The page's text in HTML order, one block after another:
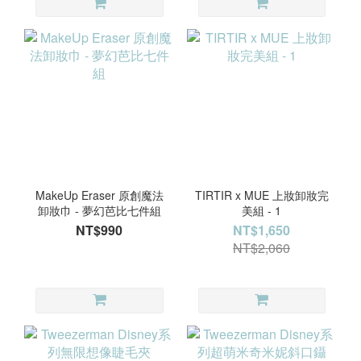
MakeUp Eraser 原創魔法
卸妝巾 - 夢幻芭比七件組
NT$990
TIRTIR x MUE 上妝卸妝完
美組 - 1
NT$1,650
NT$2,060